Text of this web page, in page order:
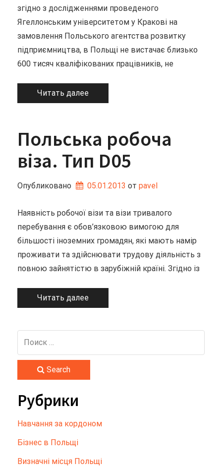
згідно з дослідженнями проведеного
Ягеллонським університетом у Кракові на
замовлення Польського агентства розвитку
підприємництва, в Польщі не вистачає близько
600 тисяч кваліфікованих працівників, не
Читать далее
Польська робоча
віза. Тип D05
Опубликовано 05.01.2013 от pavel
Наявність робочої візи та візи тривалого
перебування є обов’язковою вимогою для
більшості іноземних громадян, які мають намір
проживати та здійснювати трудову діяльність з
повною зайнятістю в зарубіжній країні. Згідно із
Читать далее
Search
Рубрики
Hавчання за кордоном
Бізнес в Польщі
Визначні місця Польщі